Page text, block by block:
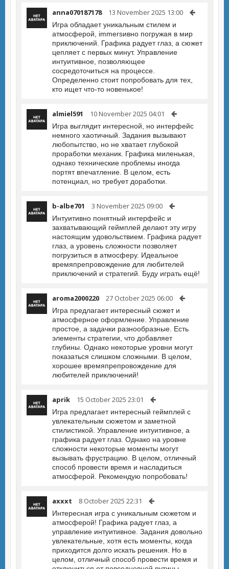
anna070187178 13 November 2025 13:00
Игра обладает уникальным стилем и
атмосферой, immersивно погружая в мир
приключений. Графика радует глаз, а сюжет
цепляет с первых минут. Управление
интуитивное, позволяющее
сосредоточиться на процессе.
Определенно стоит попробовать для тех,
кто ищет что-то новенькое!
almiel591 10 November 2025 04:01
Игра выглядит интересной, но интерфейс
немного хаотичный. Задания вызывают
любопытство, но не хватает глубокой
проработки механик. Графика миленькая,
однако технические проблемы иногда
портят впечатление. В целом, есть
потенциал, но требует доработки.
b-albe701 3 November 2025 09:00
Интуитивно понятный интерфейс и
захватывающий геймплей делают эту игру
настоящим удовольствием. Графика радует
глаз, а уровень сложности позволяет
погрузиться в атмосферу. Идеальное
времяпрепровождение для любителей
приключений и стратегий. Буду играть ещё!
aroma2000220 27 October 2025 06:00
Игра предлагает интересный сюжет и
атмосферное оформление. Управление
простое, а задачки разнообразные. Есть
элементы стратегии, что добавляет
глубины. Однако некоторые уровни могут
показаться слишком сложными. В целом,
хорошее времяпрепровождение для
любителей приключений!
aprik 15 October 2025 23:01
Игра предлагает интересный геймплей с
увлекательным сюжетом и заметной
стилистикой. Управление интуитивное, а
графика радует глаз. Однако на уровне
сложности некоторые моменты могут
вызывать фрустрацию. В целом, отличный
способ провести время и насладиться
атмосферой. Рекомендую попробовать!
axxxt 8 October 2025 22:31
Интересная игра с уникальным сюжетом и
атмосферой! Графика радует глаз, а
управление интуитивное. Задания довольно
увлекательные, хотя есть моменты, когда
приходится долго искать решения. Но в
целом, отличный способ провести время и